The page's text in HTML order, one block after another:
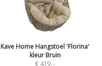
Kave Home Hangstoel 'Florina'
kleur Bruin
€ 419,-